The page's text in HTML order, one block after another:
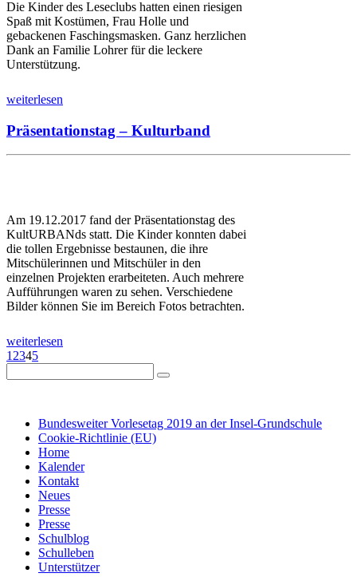
Die Kinder des Leseclubs hatten einen riesigen
Spaß mit Kostümen, Frau Holle und
gebackenen Faschingsmasken. Ganz herzlichen
Dank an Familie Lohrer für die leckere
Unterstützung.
weiterlesen
Präsentationstag – Kulturband
Am 19.12.2017 fand der Präsentationstag des
KultURBANds statt. Die Kinder konnten dabei
die tollen Ergebnisse bestaunen, die ihre
Mitschülerinnen und Mitschüler in den
einzelnen Projekten erarbeiteten. Auch mehrere
Aufführungen waren zu sehen. Verschiedene
Bilder können Sie im Bereich Fotos betrachten.
weiterlesen
1 2345
Bundesweiter Vorlesetag 2019 an der Insel-Grundschule
Cookie-Richtlinie (EU)
Home
Kalender
Kontakt
Neues
Presse
Presse
Schulblog
Schulleben
Unterstützer